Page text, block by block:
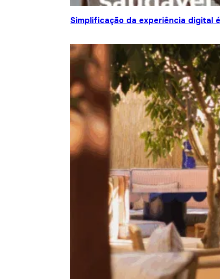
Simplificação da experiência digital